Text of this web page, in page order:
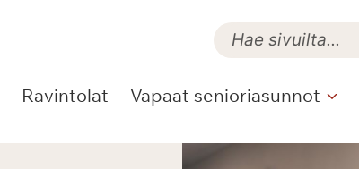
Ravintolat Vapaat senioriasunnot